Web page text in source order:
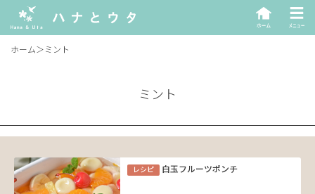
ホーム＞ミント
ミント
レシピ 白玉フルーツポンチ